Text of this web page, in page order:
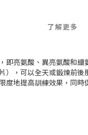
了解更多
亮氨酸、異亮氨酸和纈
，可以全天或鍛煉前
度地提高訓練效果，同時